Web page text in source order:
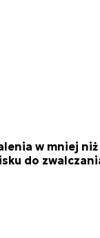
w mniej niż
do